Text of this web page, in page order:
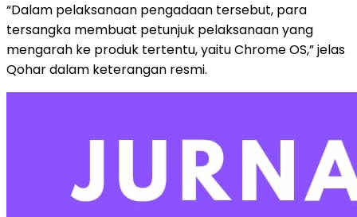
“Dalam pelaksanaan pengadaan tersebut, para
tersangka membuat petunjuk pelaksanaan yang
mengarah ke produk tertentu, yaitu Chrome OS,” jelas
Qohar dalam keterangan resmi.